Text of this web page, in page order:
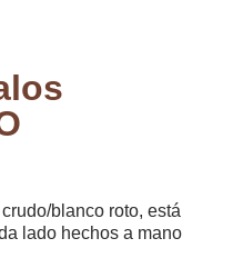
blanco roto, está
lado hechos a mano